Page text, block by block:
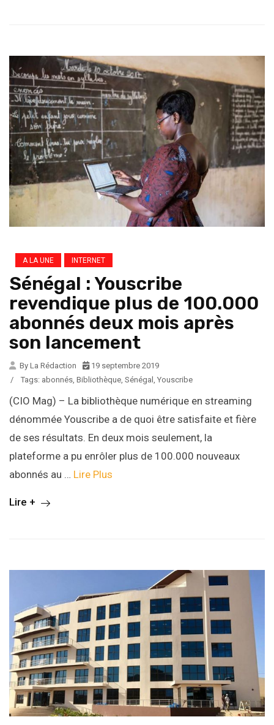
A LA UNE INTERNET
Sénégal : Youscribe
revendique plus de 100.000
abonnés deux mois après
son lancement
By La Rédaction
19 septembre 2019
/
Tags: abonnés Bibliothèque Sénégal Youscribe
(CIO Mag) – La bibliothèque numérique en streaming
dénommée Youscribe a de quoi être satisfaite et fière
de ses résultats. En deux mois seulement, la
plateforme a pu enrôler plus de 100.000 nouveaux
abonnés au … Lire Plus
Lire +